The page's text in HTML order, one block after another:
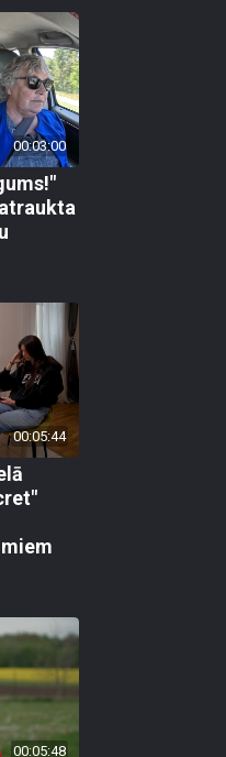
00:03:00
00:05:44
00:05:48